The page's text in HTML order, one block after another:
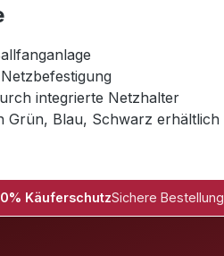
integrierte Netzhalter
Grün, Blau, Schwarz erhältlich
KäuferschutzSichere Bestellung